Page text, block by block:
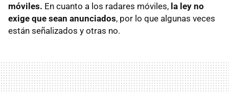
móviles. En cuanto a los radares móviles, la ley no
exige que sean anunciados, por lo que algunas veces
están señalizados y otras no.